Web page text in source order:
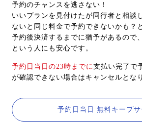
予約のチャンスを逃さない！
いいプランを見付けたが同行者と相談
ないと同じ料金で予約できないかも？
予約後決済するまでに猶予があるので
という人にも安心です。
予約日当日の23時までに 支払い完了で
が確認できない場合はキャンセルとな
予約日当日 無料キープサ